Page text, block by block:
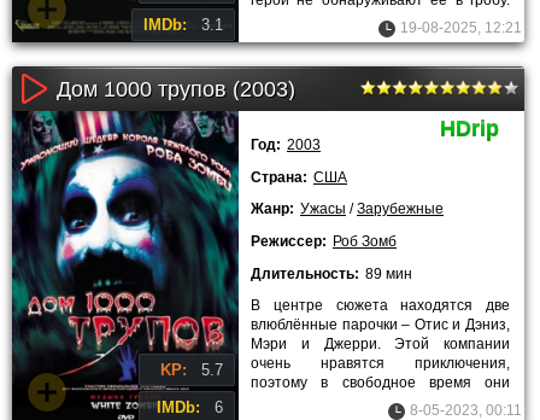
IMDb: 3.1
Перепуганные и растерянные19-08-2025, 12:21
Дом 1000 трупов (2003)
KP: 5.7
IMDb: 6
HDrip
Год: 2003
Страна: США
Жанр: Ужасы /Зарубежные
Режиссер: Роб Зомб
Длительность: 89 мин
В центре сюжета находятся две
влюблённые парочки – Отис и Дэниз,
Мэри и Джерри. Этой компании
очень нравятся приключения,
поэтому в свободное время они
путешествуют по разным городам
8-05-2023, 00:11